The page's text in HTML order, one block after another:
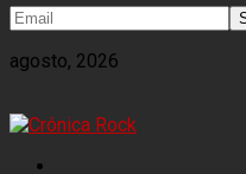
agosto, 2026